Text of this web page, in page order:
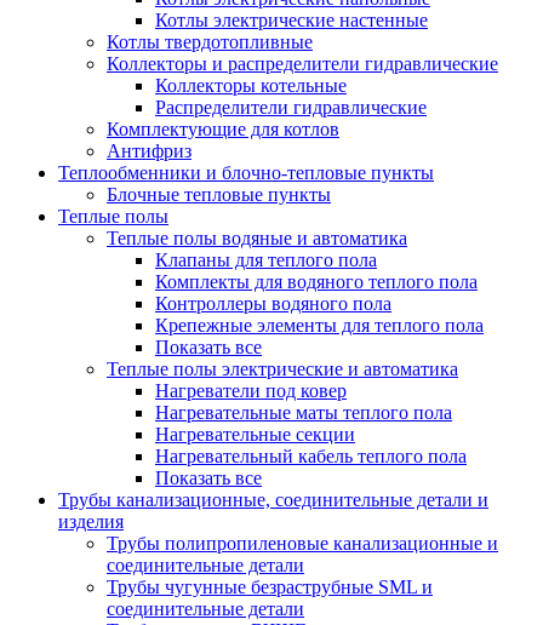
Котлы электрические настенные
Котлы твердотопливные
Коллекторы и распределители гидравлические
Коллекторы котельные
Распределители гидравлические
Комплектующие для котлов
Антифриз
Теплообменники и блочно-тепловые пункты
Блочные тепловые пункты
Теплые полы
Теплые полы водяные и автоматика
Клапаны для теплого пола
Комплекты для водяного теплого пола
Контроллеры водяного пола
Крепежные элементы для теплого пола
Показать все
Теплые полы электрические и автоматика
Нагреватели под ковер
Нагревательные маты теплого пола
Нагревательные секции
Нагревательный кабель теплого пола
Показать все
Трубы канализационные, соединительные детали и
изделия
Трубы полипропиленовые канализационные и
соединительные детали
Трубы чугунные безраструбные SML и
соединительные детали